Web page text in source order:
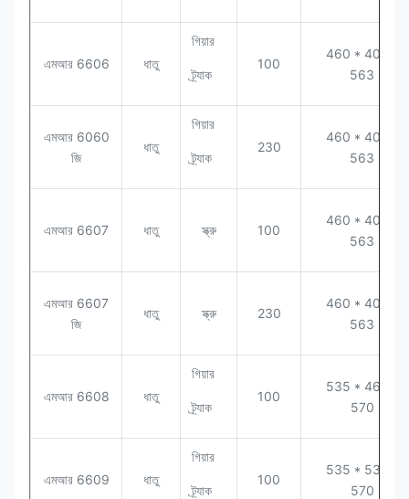
এমআর 6606 ধাতু
গিয়ার
ট্র্যাক
100
460 * 400 *
563
এমআর 6060
জি
ধাতু
গিয়ার
ট্র্যাক
230
460 * 400 *
563
এমআর 6607 ধাতু স্ক্রু 100
460 * 400 *
563
এমআর 6607
জি
ধাতু স্ক্রু 230
460 * 400 *
563
এমআর 6608 ধাতু
গিয়ার
ট্র্যাক
100
535 * 460 *
570
এমআর 6609 ধাতু
গিয়ার
ট্র্যাক
100
535 * 530 *
570